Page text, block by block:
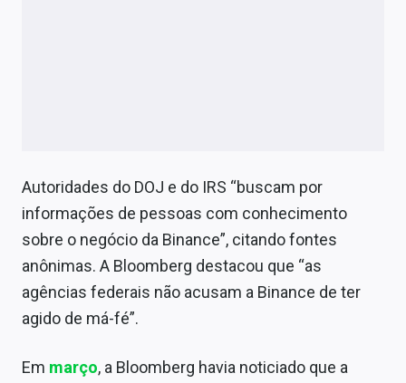
Sobre
Expediente
Contato
Autoridades do DOJ e do IRS “buscam por
informações de pessoas com conhecimento
sobre o negócio da Binance”, citando fontes
anônimas. A Bloomberg destacou que “as
agências federais não acusam a Binance de ter
agido de má-fé”.
Em março, a Bloomberg havia noticiado que a